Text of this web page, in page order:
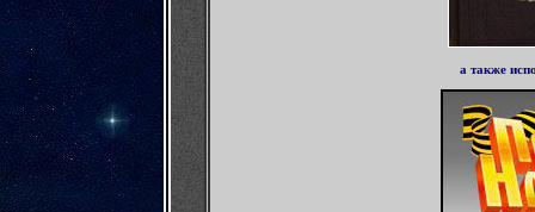
а также